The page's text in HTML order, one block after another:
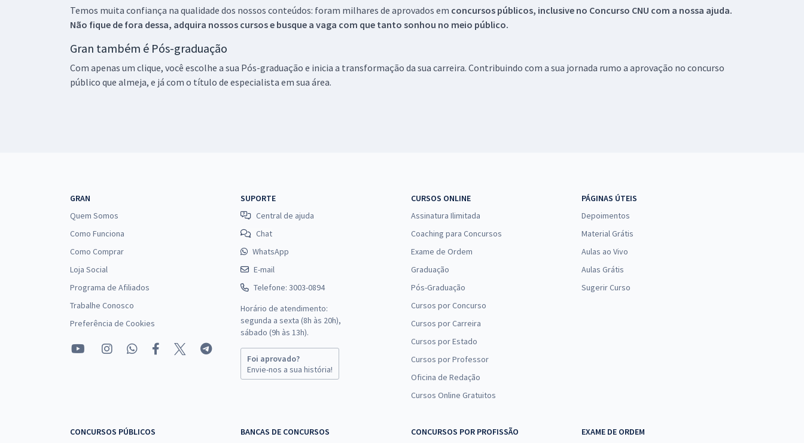
Temos muita confiança na qualidade dos nossos conteúdos: foram milhares de aprovados em concursos públicos, inclusive no Concurso CNU com a nossa ajuda.
Não fique de fora dessa, adquira nossos cursos e busque a vaga com que tanto sonhou no meio público.
Gran também é Pós-graduação
Com apenas um clique, você escolhe a sua Pós-graduação e inicia a transformação da sua carreira. Contribuindo com a sua jornada rumo a aprovação no concurso
público que almeja, e já com o título de especialista em sua área.
GRAN
Quem Somos
Como Funciona
Como Comprar
Loja Social
Programa de Afiliados
Trabalhe Conosco
Preferência de Cookies
SUPORTE
Central de ajuda
Chat
WhatsApp
E-mail
Telefone: 3003-0894
Horário de atendimento:
segunda a sexta (8h às 20h),
sábado (9h às 13h).
Foi aprovado?
Envie-nos a sua história!
CURSOS ONLINE
Assinatura Ilimitada
Coaching para Concursos
Exame de Ordem
Graduação
Pós-Graduação
Cursos por Concurso
Cursos por Carreira
Cursos por Estado
Cursos por Professor
Oficina de Redação
Cursos Online Gratuitos
PÁGINAS ÚTEIS
Depoimentos
Material Grátis
Aulas ao Vivo
Aulas Grátis
Sugerir Curso
CONCURSOS PÚBLICOS BANCAS DE CONCURSOS CONCURSOS POR PROFISSÃO EXAME DE ORDEM